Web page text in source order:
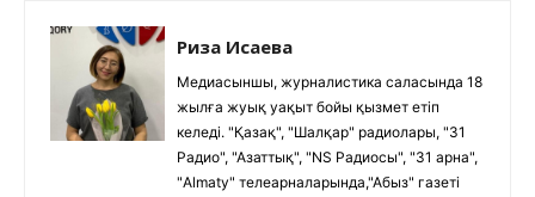
Риза Исаева
Медиасыншы, журналистика саласында 18
жылға жуық уақыт бойы қызмет етіп
келеді. "Қазақ", "Шалқар" радиолары, "31
Радио", "Азаттық", "NS Радиосы", "31 арна",
"Almaty" телеарналарында,"Абыз" газеті